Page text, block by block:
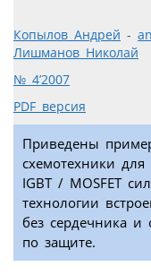
Копылов Андрей -
Лишманов Николай
№ 4’2007
PDF версия
Приведены
схемотехники
IGBT / MOSFET
технологии
без сердечника и
по защите.